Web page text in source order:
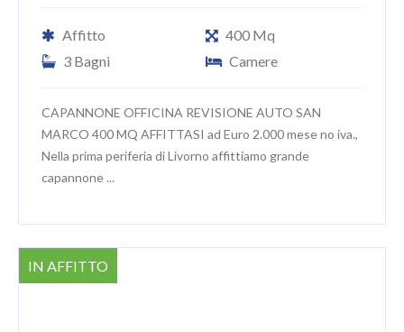
Affitto
400 Mq
3 Bagni
Camere
CAPANNONE OFFICINA REVISIONE AUTO SAN
MARCO 400 MQ AFFITTASI ad Euro 2.000 mese no iva.,
Nella prima periferia di Livorno affittiamo grande
capannone ...
IN AFFITTO